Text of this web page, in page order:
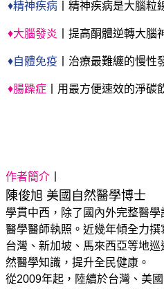
♦精神疾病 丨精神疾病是大腦
♦大腦發炎 丨提高酮體逆轉大
♦自體免疫 丨治療最難纏的慢性
♦腸躁症 丨用最方便速效的淨
作者簡介
陳俊旭 美國自然醫學博士
學貫中西，除了國內外完整醫
醫學醫師執照。近幾年傾全力撰
台灣、新加坡、馬來西亞等地
然醫學知識，提升全民健康。
從2009年起，陸續於台灣、美